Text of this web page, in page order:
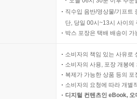
직수입 음반/영상물/기프트
단, 당일 00시~13시 사이의
박스 포장은 택배 배송이
소비자의 책임 있는 사유로
소비자의 사용, 포장 개봉
복제가 가능한 상품 등의
소비자의 요청에 따라 개별
디지털 컨텐츠인 eBook,